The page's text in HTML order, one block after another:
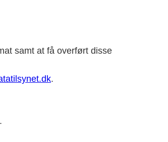
samt at få overført disse
.